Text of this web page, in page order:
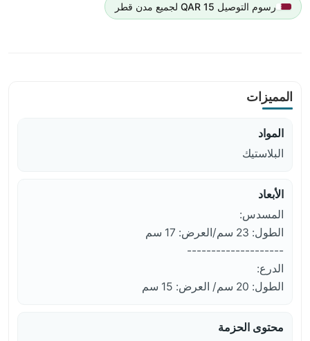
رسوم التوصيل 15 QAR لجميع مدن قطر
المميزات
المواد
البلاستيك
الأبعاد
المسدس:
الطول: 23 سم/العرض: 17 سم
--------------------
الدرع:
الطول: 20 سم/ العرض: 15 سم
محتوى الحزمة